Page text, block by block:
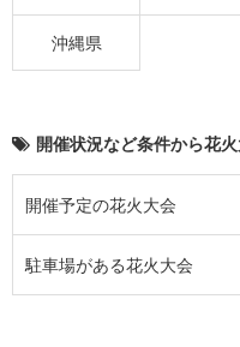
沖縄県
開催状況など条件から花
開催予定の花火大会
駐車場がある花火大会